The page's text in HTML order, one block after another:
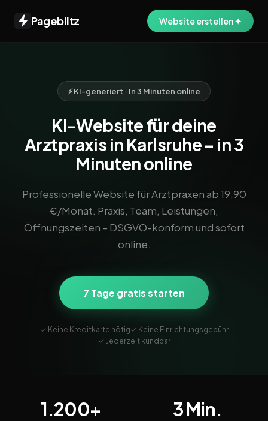
Pageblitz Website erstellen ✦
⚡ KI-generiert · In 3 Minuten online
KI-Website für deine
Arztpraxis in Karlsruhe – in 3
Minuten online
Professionelle Website für Arztpraxen ab 19,90
€/Monat. Praxis, Team, Leistungen,
Öffnungszeiten – DSGVO-konform und sofort
online.
7 Tage gratis starten
✓ Keine Kreditkarte nötig✓ Keine Einrichtungsgebühr
✓ Jederzeit kündbar
1.200+ 3 Min.